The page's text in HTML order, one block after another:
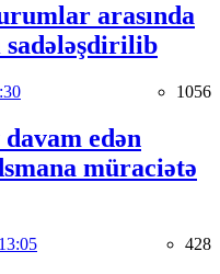
arasında
sadələşdirilib
1056
edən
müraciətə
428